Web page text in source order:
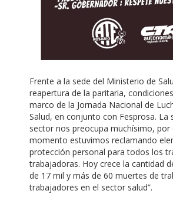
Frente a la sede del Ministerio de
reapertura de la paritaria,
marco de la Jornada Nacional de
Salud, en conjunto con Fesprosa. La
sector nos preocupa muchísimo, por
momento estuvimos reclamando
protección personal para todos los
trabajadoras. Hoy crece la cantidad
de 17 mil y más de 60 muertes de
trabajadores en el sector salud”.